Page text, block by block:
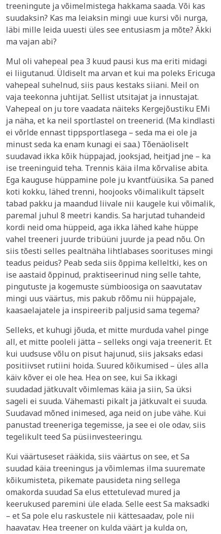
treeningute ja võimelmistega hakkama saada. Või kas
suudaksin? Kas ma leiaksin mingi uue kursi või nurga,
läbi mille leida uuesti üles see entusiasm ja mõte? Äkki
ma vajan abi?
Mul oli vahepeal pea 3 kuud pausi kus ma eriti midagi
ei liigutanud. Üldiselt ma arvan et kui ma poleks Ericuga
vahepeal suhelnud, siis paus kestaks siiani. Meil on
vaja teekonna juhtijat. Sellist utsitajat ja innustajat.
Vahepeal on ju tore vaadata näiteks Kergejõustiku EMi
ja näha, et ka neil sportlastel on treenerid. (Ma kindlasti
ei võrlde ennast tippsportlasega – seda ma ei ole ja
minust seda ka enam kunagi ei saa.) Tõenäoliselt
suudavad ikka kõik hüppajad, jooksjad, heitjad jne – ka
ise treeninguid teha. Trennis käia ilma kõrvalise abita.
Ega kauguse hüppamine pole ju kvantfüüsika. Sa paned
koti kokku, lähed trenni, hoojooks võimalikult täpselt
tabad pakku ja maandud liivale nii kaugele kui võimalik,
paremal juhul 8 meetri kandis. Sa harjutad tuhandeid
kordi neid oma hüppeid, aga ikka lähed kahe hüppe
vahel treeneri juurde tribüüni juurde ja pead nõu. On
siis tõesti selles pealtnäha lihtlabases soorituses mingi
teadus peidus? Peab seda siis õppima kelleltki, kes on
ise aastaid õppinud, praktiseerinud ning selle tahte,
pingutuste ja kogemuste sümbioosiga on saavutatav
mingi uus väärtus, mis pakub rõõmu nii hüppajale,
kaasaelajatele ja inspireerib paljusid sama tegema?
Selleks, et kuhugi jõuda, et mitte murduda vahel pinge
all, et mitte pooleli jätta – selleks ongi vaja treenerit. Et
kui uudsuse võlu on pisut hajunud, siis jaksaks edasi
positiivset rutiini hoida. Suured kõikumised – üles alla
käiv kõver ei ole hea. Hea on see, kui Sa ikkagi
suudadad jätkuvalt võimlemas käia ja siin, Sa üksi
sageli ei suuda. Vähemasti pikalt ja jätkuvalt ei suuda.
Suudavad mõned inimesed, aga neid on jube vähe. Kui
panustad treeneriga tegemisse, ja see ei ole odav, siis
tegelikult teed Sa püsiinvesteeringu.
Kui väärtuseset rääkida, siis väärtus on see, et Sa
suudad käia treeningus ja võimlemas ilma suuremate
kõikumisteta, pikemate pausideta ning sellega
omakorda suudad Sa elus ettetulevad mured ja
keerukused paremini üle elada. Selle eest Sa maksadki
– et Sa pole elu raskustele nii kättesaadav, pole nii
haavatav. Hea treener on kulda väärt ja kulda on,